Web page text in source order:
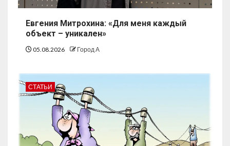
Евгения Митрохина: «Для меня каждый
объект – уникален»
05.08.2026 Город А
СТАТЬИ